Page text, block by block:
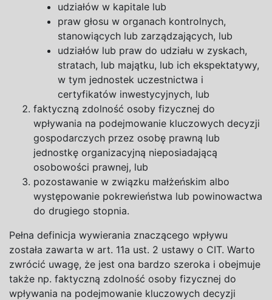
udziałów w kapitale lub
praw głosu w organach kontrolnych,
stanowiących lub zarządzających, lub
udziałów lub praw do udziału w zyskach,
stratach, lub majątku, lub ich ekspektatywy,
w tym jednostek uczestnictwa i
certyfikatów inwestycyjnych, lub
faktyczną zdolność osoby fizycznej do
wpływania na podejmowanie kluczowych decyzji
gospodarczych przez osobę prawną lub
jednostkę organizacyjną nieposiadającą
osobowości prawnej, lub
pozostawanie w związku małżeńskim albo
występowanie pokrewieństwa lub powinowactwa
do drugiego stopnia.
Pełna definicja wywierania znaczącego wpływu
została zawarta w art. 11a ust. 2 ustawy o CIT. Warto
zwrócić uwagę, że jest ona bardzo szeroka i obejmuje
także np. faktyczną zdolność osoby fizycznej do
wpływania na podejmowanie kluczowych decyzji